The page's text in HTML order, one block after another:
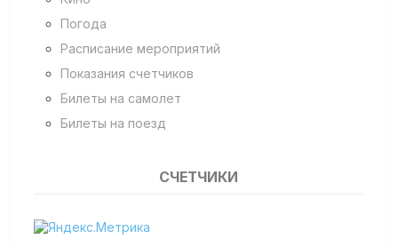
Погода
Расписание мероприятий
Показания счетчиков
Билеты на самолет
Билеты на поезд
СЧЕТЧИКИ